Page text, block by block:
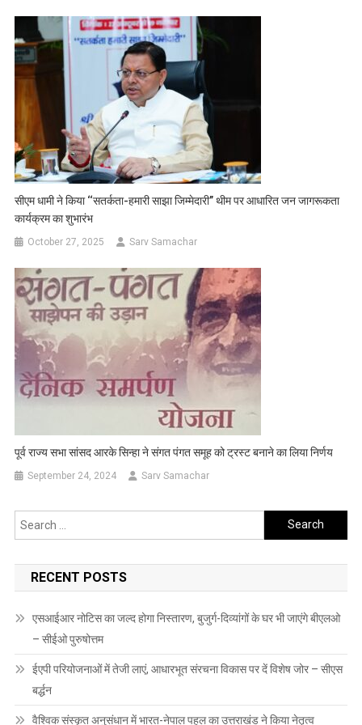
सीएम धामी ने किया ‘‘सतर्कता-हमारी साझा जिम्मेदारी’’ थीम पर आधारित जन जागरूकता
कार्यक्रम का शुभारंभ
October 27, 2025 Sarv Samachar
पूर्व राज्य सभा सांसद आरके सिन्हा ने संगत पंगत समूह को ट्रस्ट बनाने का लिया निर्णय
September 24, 2024 Sarv Samachar
Search
for:
RECENT POSTS
एसआईआर नोटिस का जल्द होगा निस्तारण, बुजुर्ग-दिव्यांगों के घर भी जाएंगे बीएलओ
– सीईओ पुरुषोत्तम
ईएपी परियोजनाओं में तेजी लाएं, आधारभूत संरचना विकास पर दें विशेष जोर – सीएस
बर्द्धन
वैश्विक संस्कृत अनुसंधान में भारत-नेपाल पहल का उत्तराखंड ने किया नेतृत्व